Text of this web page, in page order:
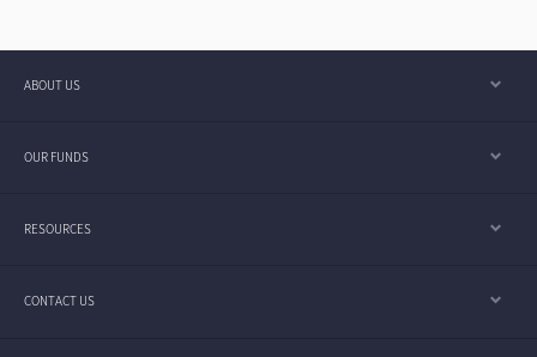
闡釋了本基金的獨特架構，如何在市場周期
ABOUT US
OUR FUNDS
RESOURCES
CONTACT US